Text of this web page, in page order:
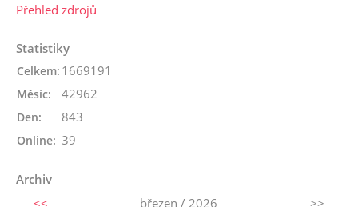
Přehled zdrojů
Statistiky
Online: 39
Celkem: 1669191
Měsíc: 42962
Den: 843
Archiv
<<
březen / 2026 >>